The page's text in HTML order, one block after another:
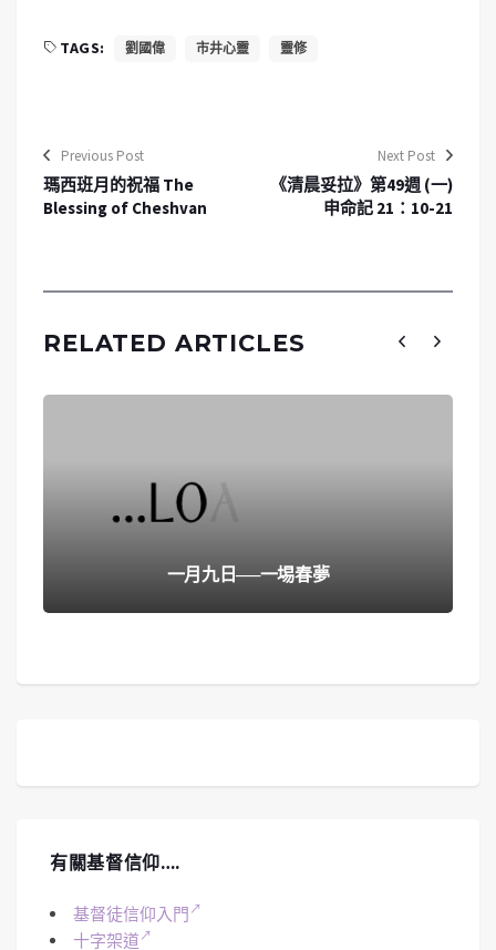
TAGS: 劉國偉 市井心靈 靈修
Previous Post
瑪西班月的祝福 The
Blessing of Cheshvan
Next Post
《清晨妥拉》第49週 (一)
申命記 21：10-21
RELATED ARTICLES
一月九日──一埸春夢
有關基督信仰….
基督徒信仰入門
十字架道